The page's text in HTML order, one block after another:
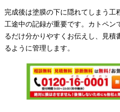
完成後は塗膜の下に隠れてしまう工
工途中の記録が重要です。カトペン
るだけ分かりやすくお伝えし、見積
るように管理します。